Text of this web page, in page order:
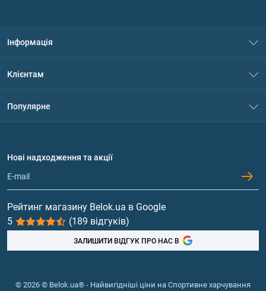
Інформація
Політика конфіденційності
Обмін та повернення
Клієнтам
Популярне
Протеїн
Гейнери
Вітаміни та мінерали
Риб'ячий жир, жирні кислоти
Нові надходження та акції
Рейтинг магазину Belok.ua в Google
5
(189 відгуків)
ЗАЛИШИТИ ВІДГУК ПРО НАС В
© 2026 © Belok.ua® - Найвигідніші ціни на Спортивне харчування